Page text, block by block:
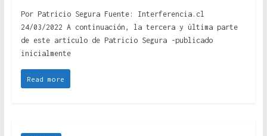
Por Patricio Segura Fuente: Interferencia.cl
24/03/2022 A continuación, la tercera y última parte
de este artículo de Patricio Segura -publicado
inicialmente
Read more